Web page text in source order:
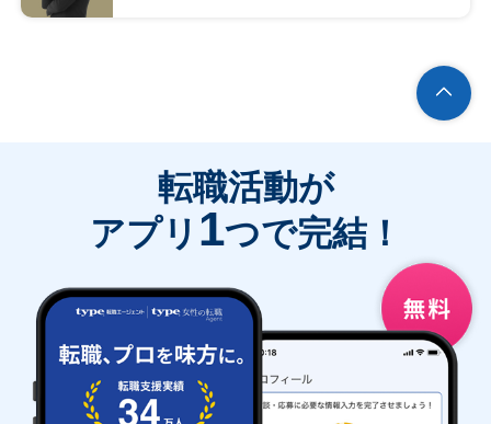
転職活動が
アプリ 1つで完結！